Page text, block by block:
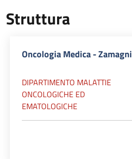
Struttura
Oncologia Medica - Zamagni
DIPARTIMENTO MALATTIE
ONCOLOGICHE ED
EMATOLOGICHE